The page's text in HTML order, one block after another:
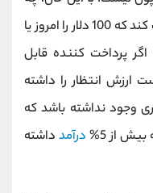
می‌شود اگر سرمایه‌گذار بتواند انتخاب کند که 100 دلار را امروز یا
اگر پرداخت کننده قابل
است ارزش انتظار را داشته
وجود نداشته باشد که
درآمد داشته